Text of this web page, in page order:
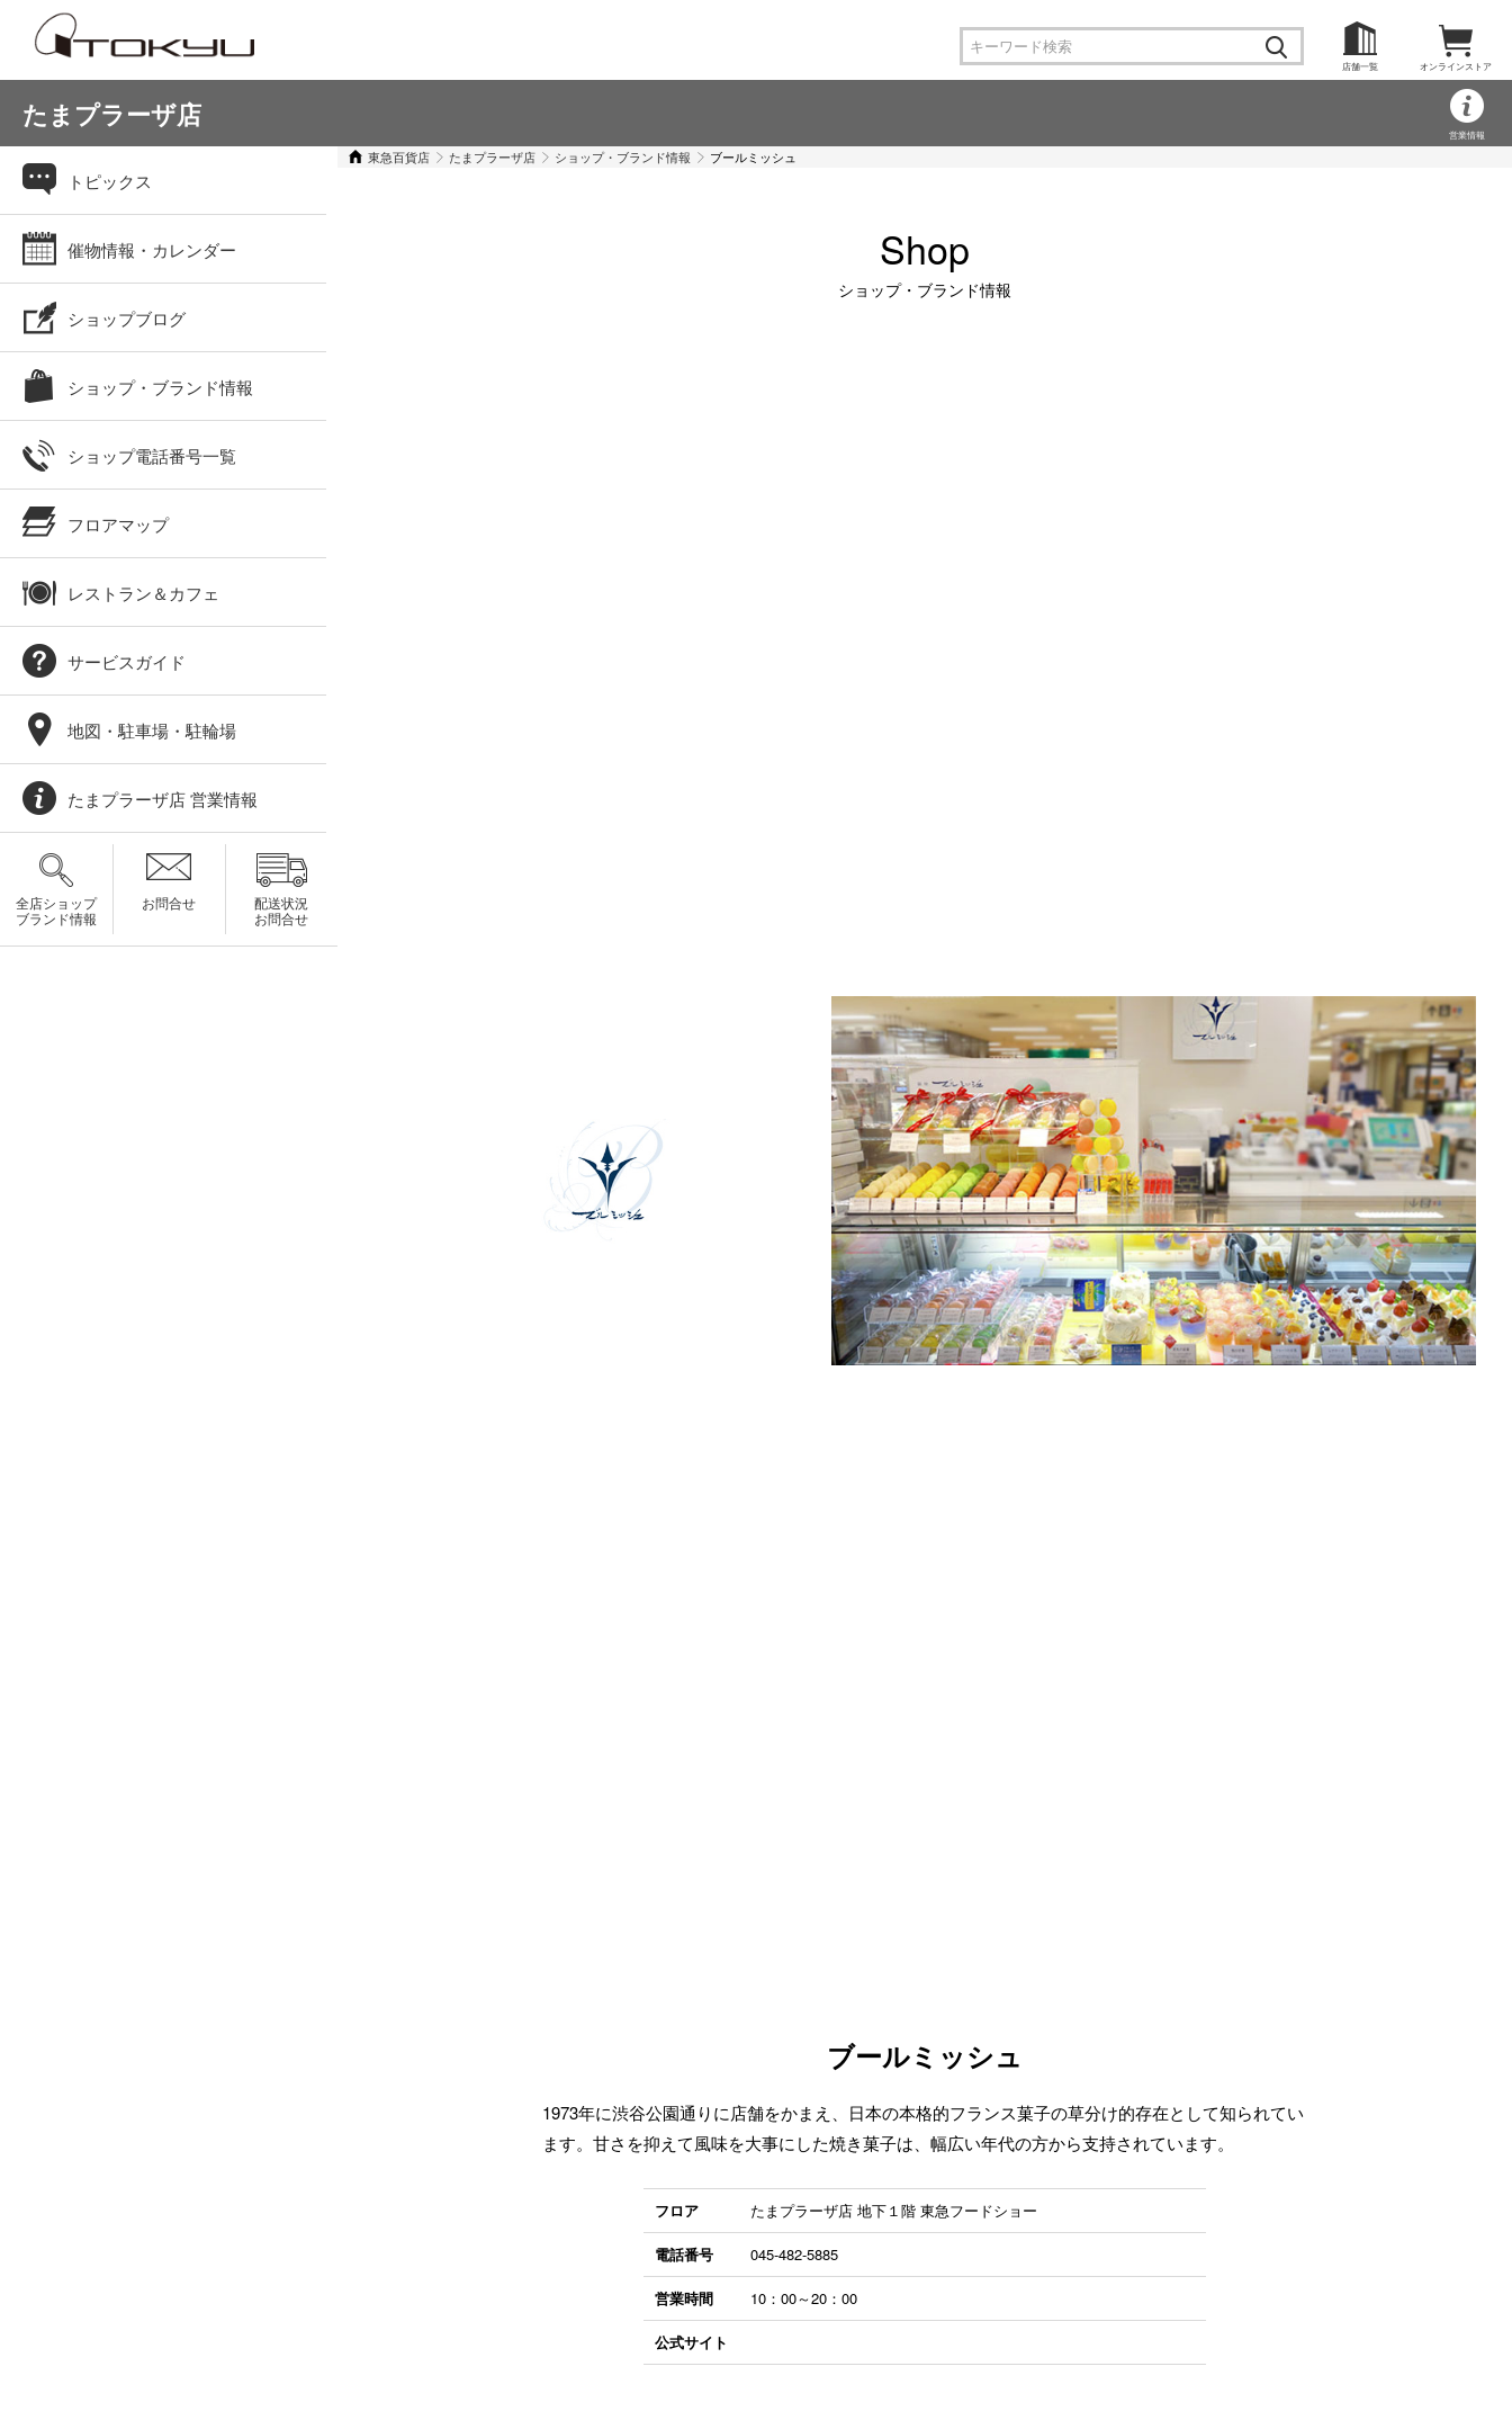
オンラインストア
店舗一覧
たまプラーザ店
営業情報
東急百貨店 たまプラーザ店 ショップ・ブランド情報 ブールミッシュ
Shop
ショップ・ブランド情報
ブールミッシュ
1973年に渋谷公園通りに店舗をかまえ、日本の本格的フランス菓子の草分け的存在として知られてい
ます。甘さを抑えて風味を大事にした焼き菓子は、幅広い年代の方から支持されています。
フロア たまプラーザ店 地下１階 東急フードショー
電話番号 045-482-5885
営業時間 10：00～20：00
公式サイト
トピックス
催物情報・カレンダー
ショップブログ
ショップ・ブランド情報
ショップ電話番号一覧
フロアマップ
レストラン＆カフェ
サービスガイド
地図・駐車場・駐輪場
たまプラーザ店 営業情報
全店ショップ
ブランド情報
お問合せ
配送状況
お問合せ